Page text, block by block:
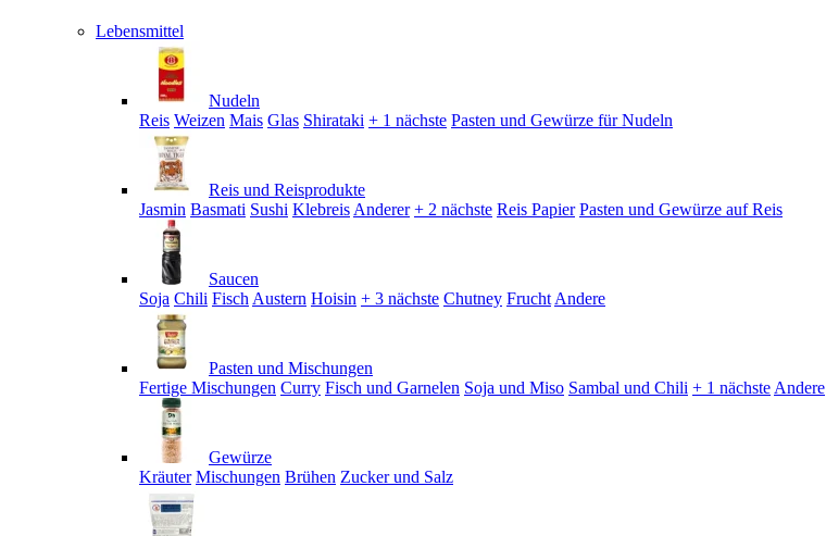
Lebensmittel
Nudeln
Reis Weizen Mais Glas Shirataki + 1 nächste Pasten und Gewürze für Nudeln
Reis und Reisprodukte
Jasmin Basmati Sushi Klebreis Anderer + 2 nächste Reis Papier Pasten und Gewürze auf Reis
Saucen
Soja Chili Fisch Austern Hoisin + 3 nächste Chutney Frucht Andere
Pasten und Mischungen
Fertige Mischungen Curry Fisch und Garnelen Soja und Miso Sambal und Chili + 1 nächste Andere
Gewürze
Kräuter Mischungen Brühen Zucker und Salz